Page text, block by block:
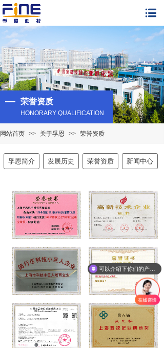
HONORARY QUALIFICATION
荣誉资质
网站首页 >> 关于孚恩 >> 荣誉资质​
孚恩简介 发展历史 荣誉资质 新闻中心
可以介绍下你们的产品么？